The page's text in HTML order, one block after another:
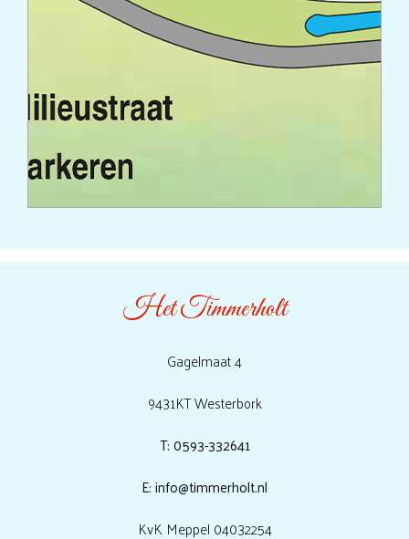
Het Timmerholt
Gagelmaat 4
9431KT Westerbork
T: 0593-332641
E: info@timmerholt.nl
KvK Meppel 04032254